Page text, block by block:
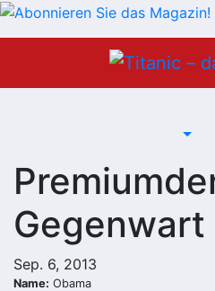
Gegenwart
Sep. 6, 2013
Name: Obama